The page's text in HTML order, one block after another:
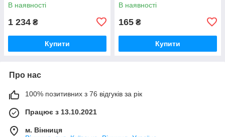
В наявності
1 234 ₴
Купити
В наявності
165 ₴
Купити
Про нас
100% позитивних з 76 відгуків за рік
Працює з 13.10.2021
м. Вінниця